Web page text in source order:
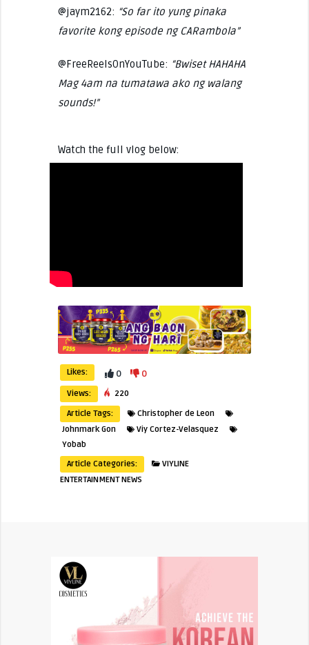
@jaym2162: “So far ito yung pinaka
favorite kong episode ng CARambola”
@FreeReelsOnYouTube: “Bwiset HAHAHA
Mag 4am na tumatawa ako ng walang
sounds!”
Watch the full vlog below:
Likes: 0 0
Views:
220
Article Tags:
Christopher de Leon
Johnmark Gon
Viy Cortez-Velasquez
Yobab
Article Categories:
VIYLINE
ENTERTAINMENT NEWS